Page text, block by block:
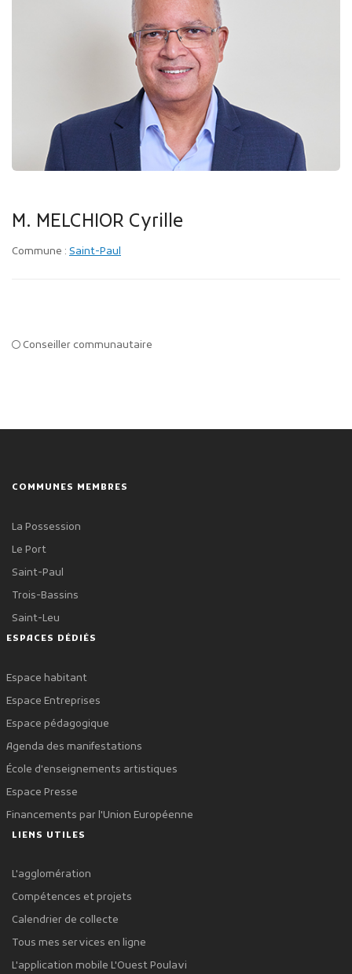
Publicité des actes
Marchés publics
M. MELCHIOR Cyrille
Commune : Saint-Paul
Conseiller communautaire
COMMUNES MEMBRES
La Possession
Le Port
Saint-Paul
Trois-Bassins
Saint-Leu
ESPACES DÉDIÉS
Espace habitant
Espace Entreprises
Espace pédagogique
Agenda des manifestations
École d'enseignements artistiques
Espace Presse
Financements par l'Union Européenne
LIENS UTILES
L'agglomération
Compétences et projets
Calendrier de collecte
Tous mes services en ligne
L'application mobile L'Ouest Poulavi